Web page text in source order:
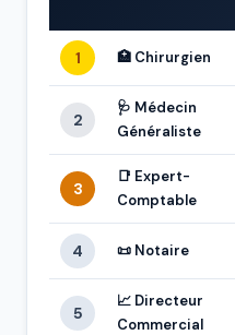
1 🏥 Chirurgien
2
🩺 Médecin
Généraliste
3
📑 Expert-
Comptable
4 📜 Notaire
5
📈 Directeur
Commercial